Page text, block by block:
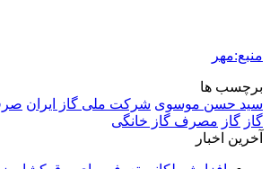
منبع:مهر
برچسب ها
سید حسن موسوی شرکت ملی گاز ایران
گاز گاز مصرف گاز خانگی
آخرین اخبار